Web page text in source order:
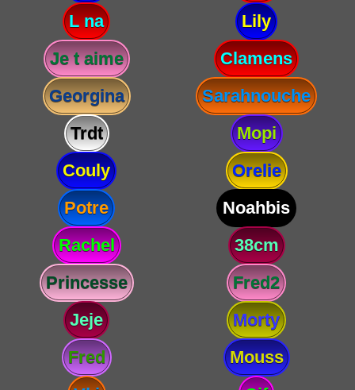
L na
Lily
Je t aime
Clamens
Georgina
Sarahnouche
Trdt
Mopi
Couly
Orelie
Potre
Noahbis
Rachel
38cm
Princesse
Fred2
Jeje
Morty
Fred
Mouss